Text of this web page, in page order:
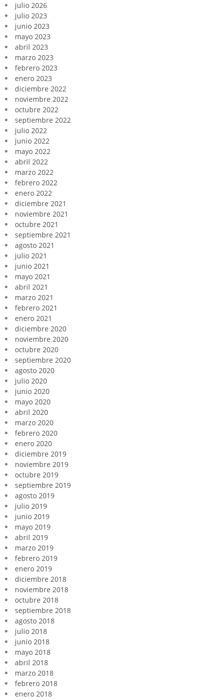
julio 2026
julio 2023
junio 2023
mayo 2023
abril 2023
marzo 2023
febrero 2023
enero 2023
diciembre 2022
noviembre 2022
octubre 2022
septiembre 2022
julio 2022
junio 2022
mayo 2022
abril 2022
marzo 2022
febrero 2022
enero 2022
diciembre 2021
noviembre 2021
octubre 2021
septiembre 2021
agosto 2021
julio 2021
junio 2021
mayo 2021
abril 2021
marzo 2021
febrero 2021
enero 2021
diciembre 2020
noviembre 2020
octubre 2020
septiembre 2020
agosto 2020
julio 2020
junio 2020
mayo 2020
abril 2020
marzo 2020
febrero 2020
enero 2020
diciembre 2019
noviembre 2019
octubre 2019
septiembre 2019
agosto 2019
julio 2019
junio 2019
mayo 2019
abril 2019
marzo 2019
febrero 2019
enero 2019
diciembre 2018
noviembre 2018
octubre 2018
septiembre 2018
agosto 2018
julio 2018
junio 2018
mayo 2018
abril 2018
marzo 2018
febrero 2018
enero 2018